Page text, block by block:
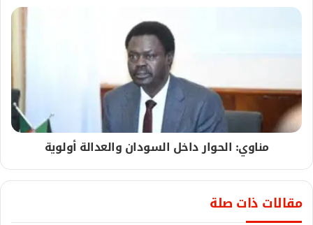
مناوي: الحوار داخل السودان والعدالة أولوية
مقالات ذات صلة